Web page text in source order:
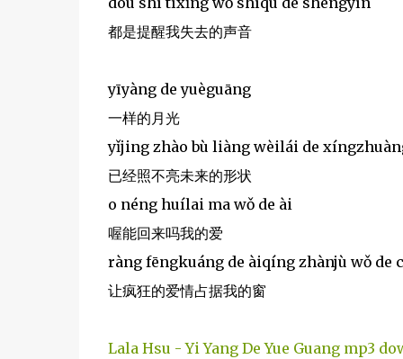
都是提醒我失去的声音
yīyàng de yuèguāng
一样的月光
yǐjing zhào bù liàng wèilái de
已经照不亮未来的形状
o néng huílai ma wǒ de ài
喔能回来吗我的爱
ràng fēngkuáng de àiqíng zhànjù wǒ de
让疯狂的爱情占据我的窗
Lala Hsu - Yi Yang De Yue Guang mp3